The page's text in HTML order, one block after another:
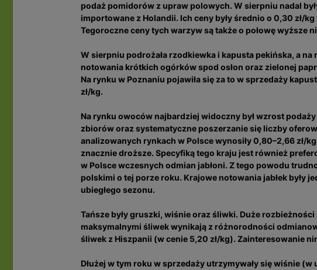
podaż pomidorów z upraw polowych. W sierpniu nadal
importowane z Holandii. Ich ceny były średnio o 0,30 zł/
Tegoroczne ceny tych warzyw są także o połowę wyższe
W sierpniu podrożała rzodkiewka i kapusta pekińska, a
notowania krótkich ogórków spod osłon oraz zielonej
Na rynku w Poznaniu pojawiła się za to w sprzedaży
zł/kg.
Na rynku owoców najbardziej widoczny był wzrost
zbiorów oraz systematyczne poszerzanie się liczby
analizowanych rynkach w Polsce wynosiły 0,80–2,66 zł/
znacznie droższe. Specyfiką tego kraju jest również
w Polsce wczesnych odmian jabłoni. Z tego powodu
polskimi o tej porze roku. Krajowe notowania jabłek były
ubiegłego sezonu.
Tańsze były gruszki, wiśnie oraz śliwki. Duże
maksymalnymi śliwek wynikają z różnorodności
śliwek z Hiszpanii (w cenie 5,20 zł/kg). Zainteresowanie
Dłużej w tym roku w sprzedaży utrzymywały się wiś­nie (w